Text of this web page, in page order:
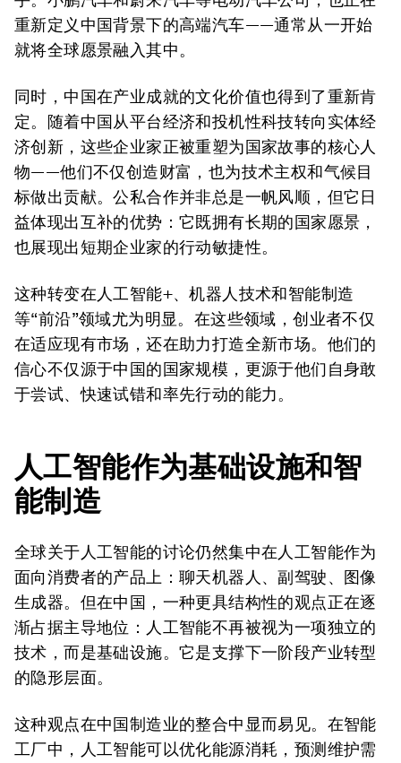
重新定义中国背景下的高端汽车——通常从一开始
就将全球愿景融入其中。
同时，中国在产业成就的文化价值也得到了重新肯
定。随着中国从平台经济和投机性科技转向实体经
济创新，这些企业家正被重塑为国家故事的核心人
物——他们不仅创造财富，也为技术主权和气候目
标做出贡献。公私合作并非总是一帆风顺，但它日
益体现出互补的优势：它既拥有长期的国家愿景，
也展现出短期企业家的行动敏捷性。
这种转变在人工智能+、机器人技术和智能制造
等“前沿”领域尤为明显。在这些领域，创业者不仅
在适应现有市场，还在助力打造全新市场。他们的
信心不仅源于中国的国家规模，更源于他们自身敢
于尝试、快速试错和率先行动的能力。
人工智能作为基础设施和智
能制造
全球关于人工智能的讨论仍然集中在人工智能作为
面向消费者的产品上：聊天机器人、副驾驶、图像
生成器。但在中国，一种更具结构性的观点正在逐
渐占据主导地位：人工智能不再被视为一项独立的
技术，而是基础设施。它是支撑下一阶段产业转型
的隐形层面。
这种观点在中国制造业的整合中显而易见。在智能
工厂中，人工智能可以优化能源消耗，预测维护需